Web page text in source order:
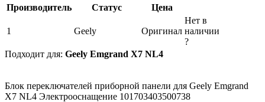
Производитель
Статус Цена
1 Geely Оригинал
Нет в
наличии
?
Подходит для: Geely Emgrand X7 NL4
Блок переключателей приборной панели для Geely Emgrand
X7 NL4 Электрооснащение 101703403500738